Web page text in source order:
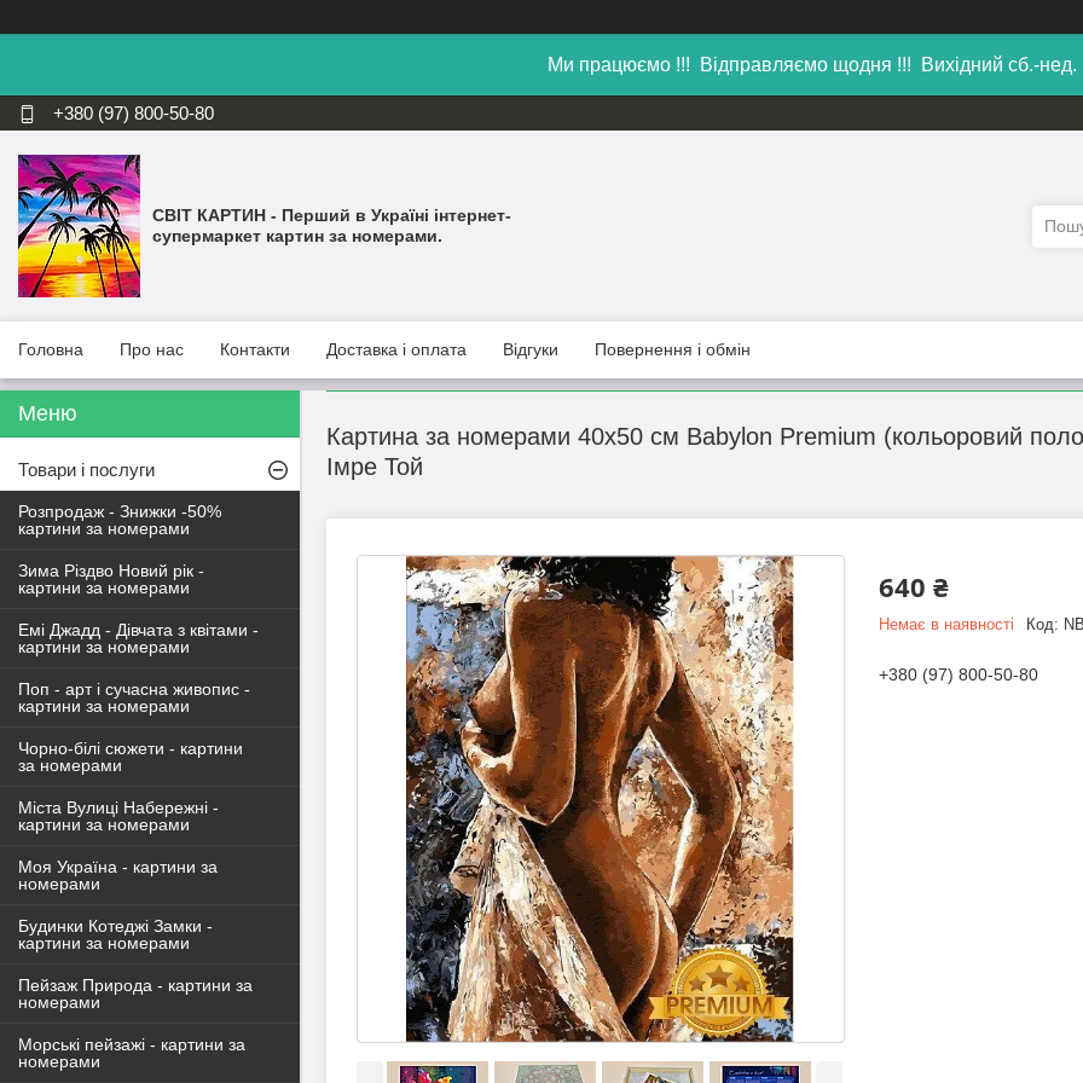
Ми працюємо !!! Відправляємо щодня !!! Вихідний сб.-нед.
+380 (97) 800-50-80
СВІТ КАРТИН - Перший в Україні інтернет-
супермаркет картин за номерами.
Головна Про нас Контакти Доставка і оплата Відгуки Повернення і обмін
Картина за номерами 40х50 см Babylon Premium (кольоровий
Імре Той
640 ₴
Немає в наявності Код:
+380 (97) 800-50-80
Товари і послуги
Розпродаж - Знижки -50%
картини за номерами
Зима Різдво Новий рік -
картини за номерами
Емі Джадд - Дівчата з квітами -
картини за номерами
Поп - арт і сучасна живопис -
картини за номерами
Чорно-білі сюжети - картини
за номерами
Міста Вулиці Набережні -
картини за номерами
Моя Україна - картини за
номерами
Будинки Котеджі Замки -
картини за номерами
Пейзаж Природа - картини за
номерами
Морські пейзажі - картини за
номерами